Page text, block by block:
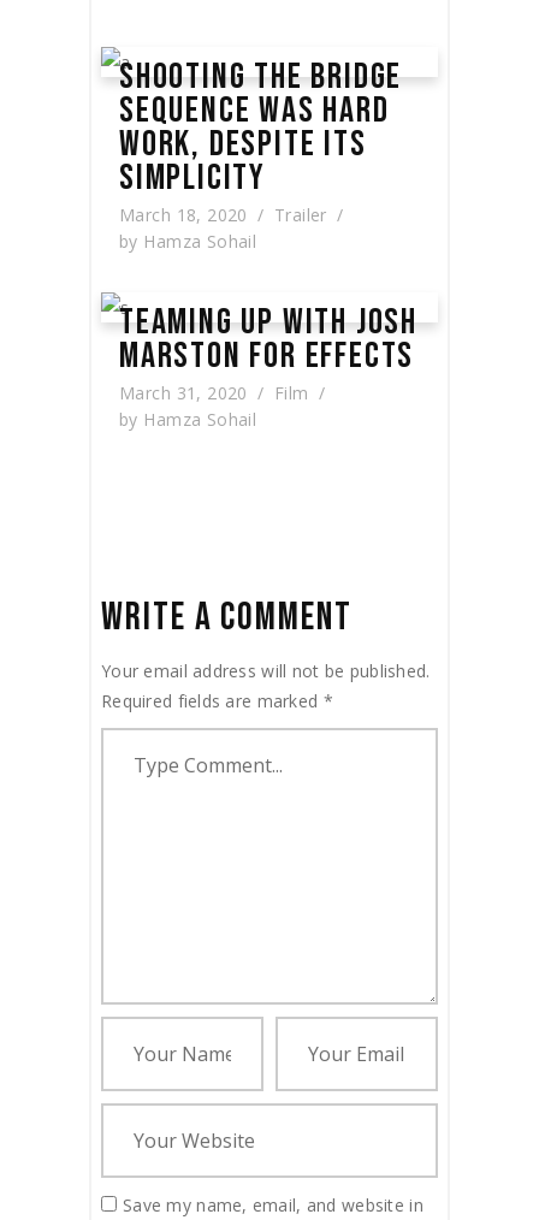
SHOOTING THE BRIDGE
SEQUENCE WAS HARD
WORK, DESPITE ITS
SIMPLICITY
March 18, 2020
Trailer
by Hamza Sohail
TEAMING UP WITH JOSH
MARSTON FOR EFFECTS
March 31, 2020
Film
by Hamza Sohail
WRITE A COMMENT
Your email address will not be published.
Required fields are marked *
Save my name, email, and website in